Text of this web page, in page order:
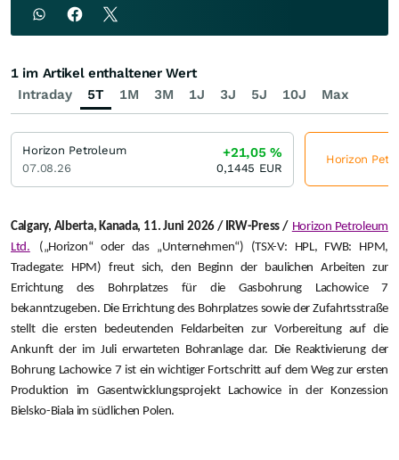
Calgary, Alberta, Kanada, 11. Juni 2026 / IRW-Press / Horizon Petroleum
Ltd.
(„Horizon“ oder das „Unternehmen“) (TSX-V: HPL, FWB: HPM,
Tradegate: HPM) freut sich, den Beginn der baulichen Arbeiten zur
Errichtung des Bohrplatzes für die Gasbohrung Lachowice 7
bekanntzugeben. Die Errichtung des Bohrplatzes sowie der Zufahrtsstraße
stellt die ersten bedeutenden Feldarbeiten zur Vorbereitung auf die
Ankunft der im Juli erwarteten Bohranlage dar. Die Reaktivierung der
Bohrung Lachowice 7 ist ein wichtiger Fortschritt auf dem Weg zur ersten
Produktion im Gasentwicklungsprojekt Lachowice in der Konzession
Bielsko-Biala im südlichen Polen.
Intraday 5T 1M 3M 1J 3J 5J 10J Max
1 im Artikel enthaltener Wert
Horizon Petroleum
07.08.26
+21,05%
0,1445 EUR
Horizon